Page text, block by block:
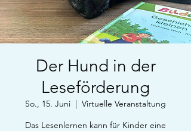
Der Hund in der
Leseförderung
So., 15. Juni
  |
Virtuelle Veranstaltung
Das Lesenlernen kann für Kinder eine